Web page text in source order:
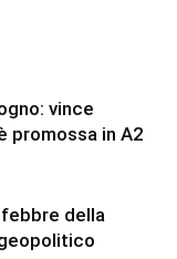
vince
promossa in A2
febbre della